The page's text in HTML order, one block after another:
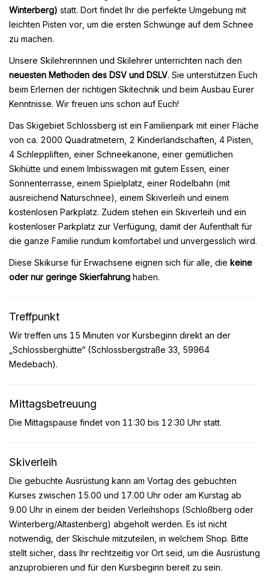
Winterberg) statt. Dort findet Ihr die perfekte Umgebung mit
leichten Pisten vor, um die ersten Schwünge auf dem Schnee
zu machen.
Unsere Skilehrerinnen und Skilehrer unterrichten nach den
neuesten Methoden des DSV und DSLV. Sie unterstützen Euch
beim Erlernen der richtigen Skitechnik und beim Ausbau Eurer
Kenntnisse. Wir freuen uns schon auf Euch!
Das Skigebiet Schlossberg ist ein Familienpark mit einer Fläche
von ca. 2000 Quadratmetern, 2 Kinderlandschaften, 4 Pisten,
4 Schleppliften, einer Schneekanone, einer gemütlichen
Skihütte und einem Imbisswagen mit gutem Essen, einer
Sonnenterrasse, einem Spielplatz, einer Rodelbahn (mit
ausreichend Naturschnee), einem Skiverleih und einem
kostenlosen Parkplatz. Zudem stehen ein Skiverleih und ein
kostenloser Parkplatz zur Verfügung, damit der Aufenthalt für
die ganze Familie rundum komfortabel und unvergesslich wird.
Diese Skikurse für Erwachsene eignen sich für alle, die keine
oder nur geringe Skierfahrung haben.
Treffpunkt
Wir treffen uns 15 Minuten vor Kursbeginn direkt an der
„Schlossberghütte“ (Schlossbergstraße 33, 59964
Medebach).
Mittagsbetreuung
Die Mittagspause findet von 11:30 bis 12:30 Uhr statt.
Skiverleih
Die gebuchte Ausrüstung kann am Vortag des gebuchten
Kurses zwischen 15.00 und 17.00 Uhr oder am Kurstag ab
9.00 Uhr in einem der beiden Verleihshops (Schloßberg oder
Winterberg/Altastenberg) abgeholt werden. Es ist nicht
notwendig, der Skischule mitzuteilen, in welchem Shop. Bitte
stellt sicher, dass Ihr rechtzeitig vor Ort seid, um die Ausrüstung
anzuprobieren und für den Kursbeginn bereit zu sein.